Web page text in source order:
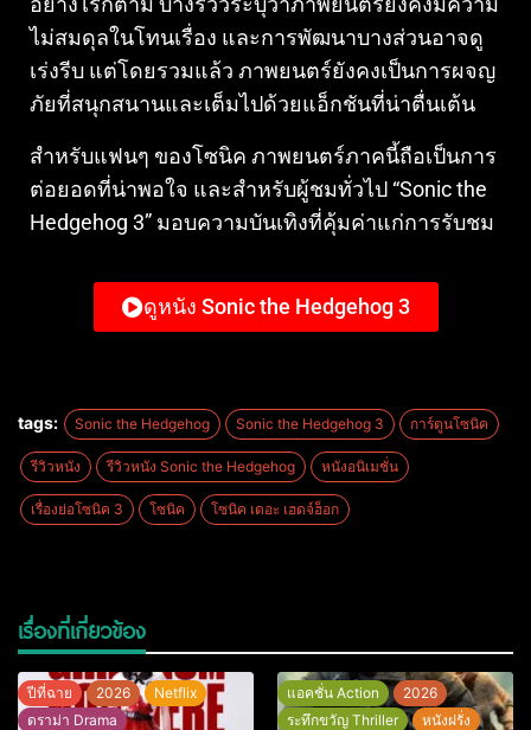
ไม่สมดุลในโทนเรื่อง และการพัฒนาบางส่วนอาจดู
เร่งรีบ แต่โดยรวมแล้ว ภาพยนตร์ยังคงเป็นการผจญ
ภัยที่สนุกสนานและเต็มไปด้วยแอ็กชันที่น่าตื่นเต้น
สำหรับแฟนๆ ของโซนิค ภาพยนตร์ภาคนี้ถือเป็นการ
ต่อยอดที่น่าพอใจ และสำหรับผู้ชมทั่วไป “Sonic the
Hedgehog 3” มอบความบันเทิงที่คุ้มค่าแก่การรับชม
ดูหนัง Sonic the Hedgehog 3
tags: Sonic the Hedgehog Sonic the Hedgehog 3 การ์ตูนโซนิค
รีวิวหนัง รีวิวหนัง Sonic the Hedgehog หนังอนิเมชั่น
เรื่องย่อโซนิค 3 โซนิค โซนิค เดอะ เฮดจ์ฮ็อก
เรื่องที่เกี่ยวข้อง
ปีที่ฉาย 2026
Netflix
ดราม่า Drama
แอคชั่น Action
2026
ระทึกขวัญ Thriller
หนังฝรั่ง